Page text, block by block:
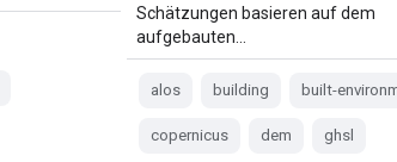
Schätzungen basieren auf dem
aufgebauten…
alos building built-
copernicus dem ghsl